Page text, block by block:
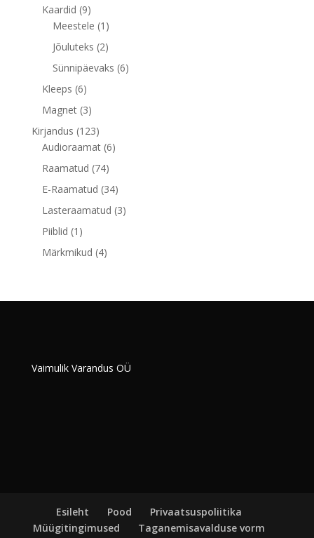
Kaardid 99
toodet
Meestele 1 1
toode
Jõuluteks 22
toodet
Sünnipäevaks 66
Kleeps 66
toodet
Magnet 33
toodet
Kirjandus 123123
toodet
Audioraamat 66
Raamatud 7474
toodet
E-Raamatud 3434
toodet
Lasteraamatud 33
Piiblid 1 1
toode
Märkmikud 44
Vaimulik Varandus OÜ
Esileht Pood
Privaatsuspoliitika
Müügitingimused
Taganemisavalduse vorm